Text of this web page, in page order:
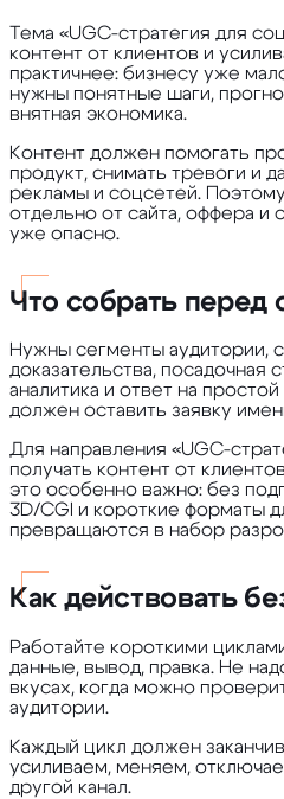
Тема «UGC-стратегия для
контент от клиентов и
практичнее: бизнесу уже
нужны понятные шаги,
внятная экономика.
Контент должен помогать
продукт, снимать тревоги и
рекламы и соцсетей.
отдельно от сайта, оффера и
уже опасно.
Что собрать перед
Нужны сегменты аудитории,
доказательства, посадочная
аналитика и ответ на
должен оставить заявку
Для направления «UGC-
получать контент от
это особенно важно: без
3D/CGI и короткие форматы
превращаются в набор
Как действовать
Работайте короткими
данные, вывод, правка. Не
вкусах, когда можно
аудитории.
Каждый цикл должен
усиливаем, меняем,
другой канал.